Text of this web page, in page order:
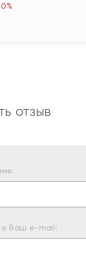
отзыв
Ваш e-mail: